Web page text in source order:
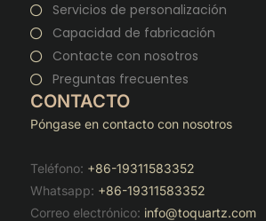
Servicios de personalización
Capacidad de fabricación
Contacte con nosotros
Preguntas frecuentes
CONTACTO
Póngase en contacto con nosotros
Teléfono: +86-19311583352
Whatsapp: +86-19311583352
Correo electrónico: info@toquartz.com